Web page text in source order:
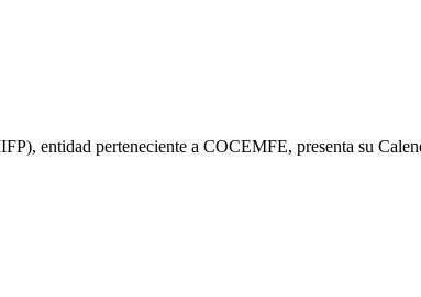
entidad perteneciente a COCEMFE, presenta su